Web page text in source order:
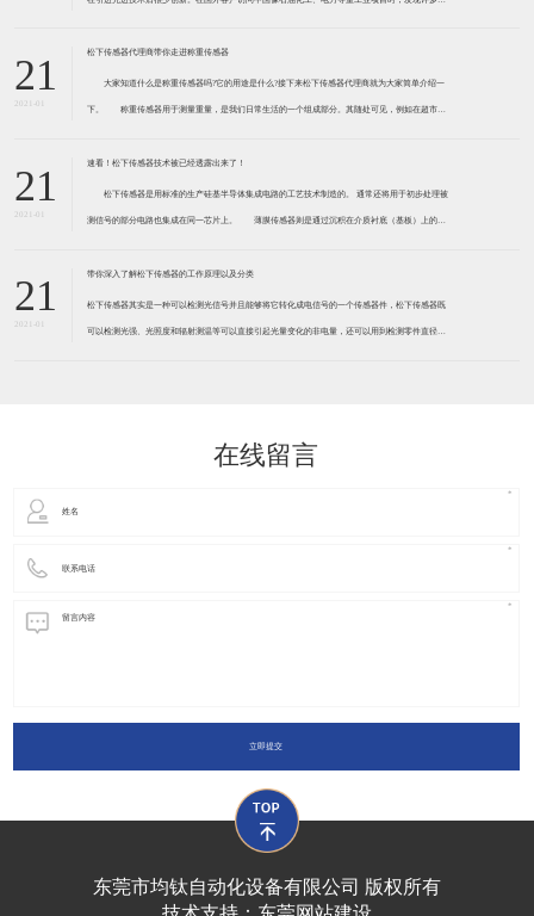
21
2021-01
松下传感器代理商带你走进称重传感器
大家知道什么是称重传感器吗?它的用途是什么?接下来松下传感器代理商就为大家简单介绍一
下。 称重传感器用于测量重量，是我们日常生活的一个组成部分。其随处可见，例如在超市柜
带有应变片的弹性体组成。弹性体通常由钢
21
2021-01
速看！松下传感器技术被已经透露出来了！
松下传感器是用标准的生产硅基半导体集成电路的工艺技术制造的。 通常还将用于初步处理被
测信号的部分电路也集成在同一芯片上。 薄膜传感器则是通过沉积在介质衬底（基板）上的，
器是利用相应材料的浆料，涂覆在陶瓷基片上
21
2021-01
带你深入了解松下传感器的工作原理以及分类
松下传感器其实是一种可以检测光信号并且能够将它转化成电信号的一个传感器件，松下传感器既
可以检测光强、光照度和辐射测温等可以直接引起光量变化的非电量，还可以用到检测零件直径、
在线留言
立即提交
东莞市均钛自动化设备有限公司 版权所有